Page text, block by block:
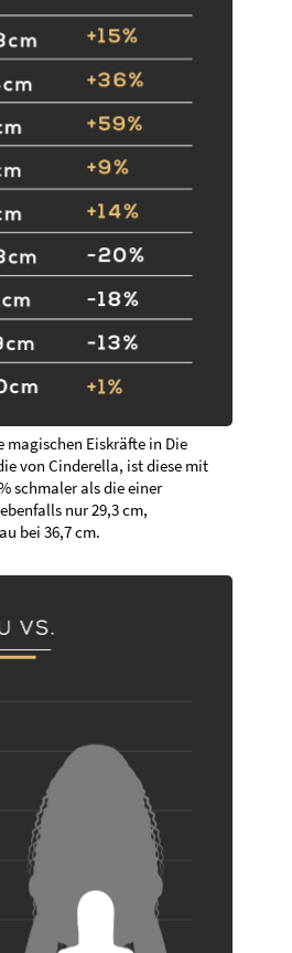
magischen Eiskräfte in Die
von Cinderella, ist diese mit
schmaler als die einer
nur 29,3 cm,
bei 36,7 cm.